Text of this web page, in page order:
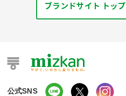
ブランドサイト トップ
公式SNS